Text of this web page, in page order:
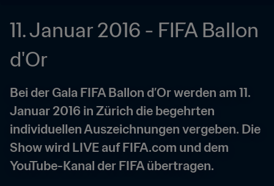
11. Januar 2016 - FIFA Ballon
d'Or
Bei der Gala FIFA Ballon d’Or werden am 11.
Januar 2016 in Zürich die begehrten
individuellen Auszeichnungen vergeben. Die
Show wird LIVE auf FIFA.com und dem
YouTube-Kanal der FIFA übertragen.